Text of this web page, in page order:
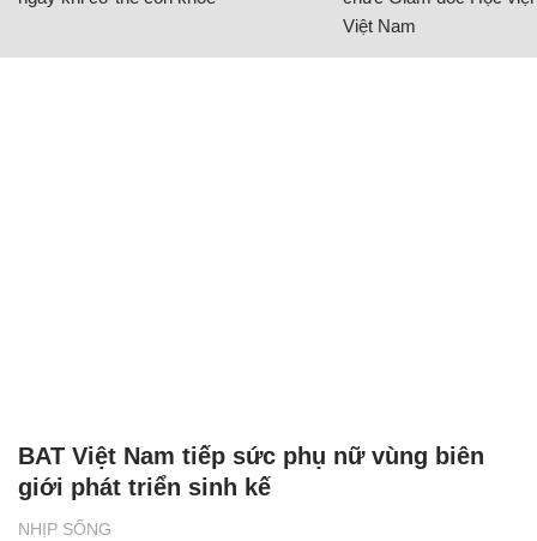
Việt Nam
NHỊP SỐNG
BAT Việt Nam tiếp sức phụ nữ vùng biên
giới phát triển sinh kế